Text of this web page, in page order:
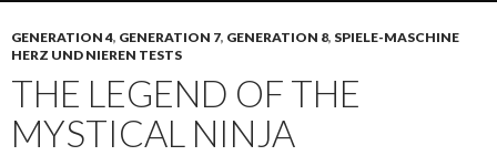
GENERATION 4, GENERATION 7, GENERATION 8, SPIELE-MASCHINE
HERZ UND NIEREN TESTS
THE LEGEND OF THE
MYSTICAL NINJA